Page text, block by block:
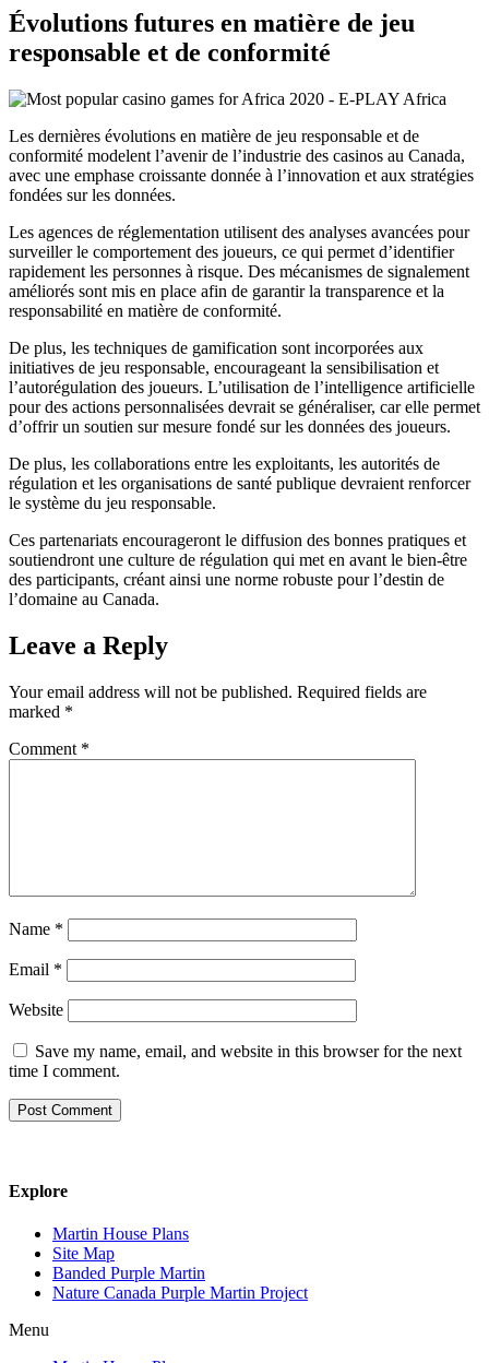
Évolutions futures en matière de jeu
responsable et de conformité
Les dernières évolutions en matière de jeu responsable et de
conformité modelent l’avenir de l’industrie des casinos au Canada,
avec une emphase croissante donnée à l’innovation et aux stratégies
fondées sur les données.
Les agences de réglementation utilisent des analyses avancées pour
surveiller le comportement des joueurs, ce qui permet d’identifier
rapidement les personnes à risque. Des mécanismes de signalement
améliorés sont mis en place afin de garantir la transparence et la
responsabilité en matière de conformité.
De plus, les techniques de gamification sont incorporées aux
initiatives de jeu responsable, encourageant la sensibilisation et
l’autorégulation des joueurs. L’utilisation de l’intelligence artificielle
pour des actions personnalisées devrait se généraliser, car elle permet
d’offrir un soutien sur mesure fondé sur les données des joueurs.
De plus, les collaborations entre les exploitants, les autorités de
régulation et les organisations de santé publique devraient renforcer
le système du jeu responsable.
Ces partenariats encourageront le diffusion des bonnes pratiques et
soutiendront une culture de régulation qui met en avant le bien-être
des participants, créant ainsi une norme robuste pour l’destin de
l’domaine au Canada.
Leave a Reply
Your email address will not be published. Required fields are
marked *
Comment *
Name *
Email *
Website
Save my name, email, and website in this browser for the next
time I comment.
Explore
Martin House Plans
Site Map
Banded Purple Martin
Nature Canada Purple Martin Project
Menu